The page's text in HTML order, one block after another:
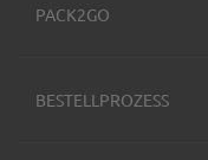
PACK2GO
BESTELLPROZESS